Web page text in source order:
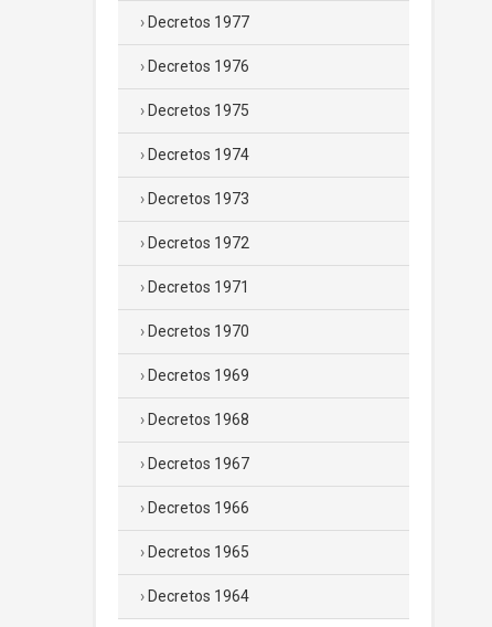
Decretos 1977
Decretos 1976
Decretos 1975
Decretos 1974
Decretos 1973
Decretos 1972
Decretos 1971
Decretos 1970
Decretos 1969
Decretos 1968
Decretos 1967
Decretos 1966
Decretos 1965
Decretos 1964